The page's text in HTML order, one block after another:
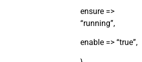
ensure =>
“running”,
enable => “true”,